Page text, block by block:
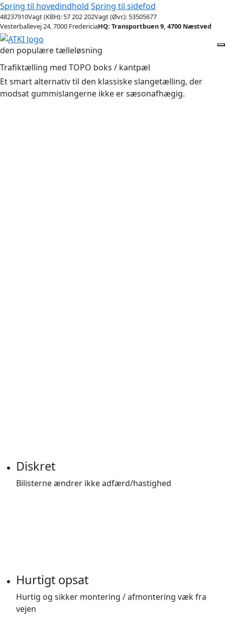
Spring til hovedindhold Spring til sidefod
48237910Vagt (KBH): 57 202 202Vagt (Øvr.): 53505677
Vesterballevej 24, 7000 FredericiaHQ: Transportbuen 9, 4700 Næstved
den populære tælleløsning
Trafiktælling med TOPO boks / kantpæl
Et smart alternativ til den klassiske slangetælling, der
modsat gummislangerne ikke er sæsonafhægig.
Diskret
Bilisterne ændrer ikke adfærd/hastighed
Hurtigt opsat
Hurtig og sikker montering / afmontering væk fra
vejen